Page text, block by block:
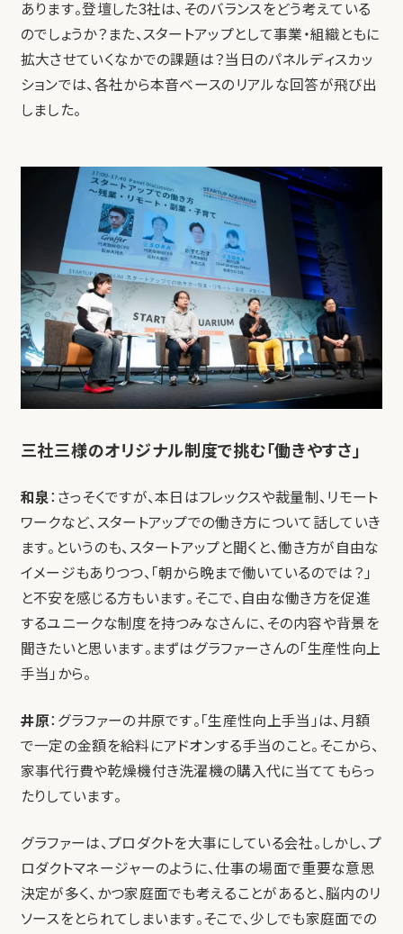
あります。登壇した3社は、そのバランスをどう考えている
のでしょうか？また、スタートアップとして事業・組織ともに
拡大させていくなかでの課題は？当日のパネルディスカッ
ションでは、各社から本音ベースのリアルな回答が飛び出
しました。
三社三様のオリジナル制度で挑む「働きやすさ」
和泉 ：さっそくですが、本日はフレックスや裁量制、リモート
ワークなど、スタートアップでの働き方について話していき
ます。というのも、スタートアップと聞くと、働き方が自由な
イメージもありつつ、「朝から晩まで働いているのでは？」
と不安を感じる方もいます。そこで、自由な働き方を促進
するユニークな制度を持つみなさんに、その内容や背景を
聞きたいと思います。まずはグラファーさんの「生産性向上
手当」から。
井原：グラファーの井原です。「生産性向上手当」は、月額
で一定の金額を給料にアドオンする手当のこと。そこから、
家事代行費や乾燥機付き洗濯機の購入代に当ててもらっ
たりしています。
グラファーは、プロダクトを大事にしている会社。しかし、プ
ロダクトマネージャーのように、仕事の場面で重要な意思
決定が多く、かつ家庭面でも考えることがあると、脳内のリ
ソースをとられてしまいます。そこで、少しでも家庭面での